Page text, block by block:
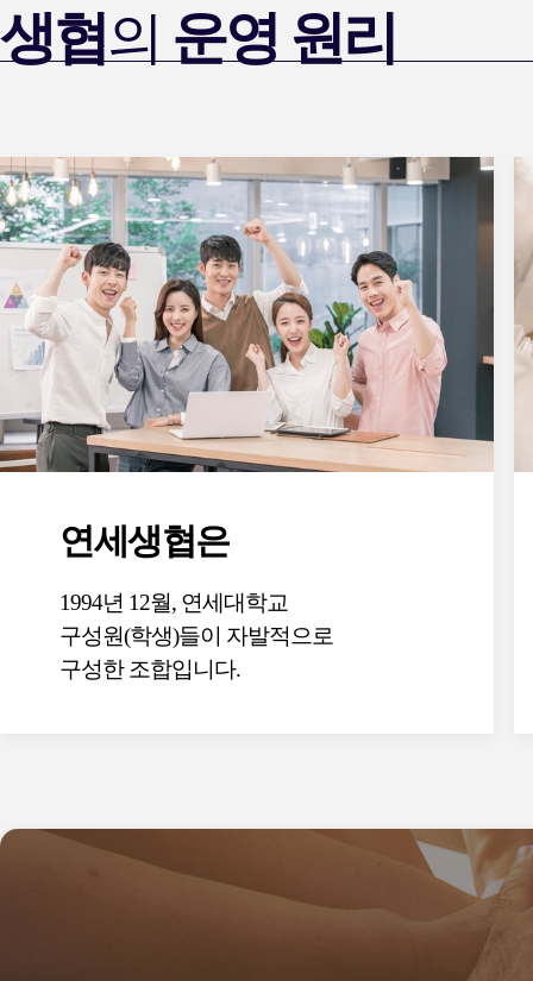
생협의 운영 원리
연세생협은
1994년 12월, 연세대학교
구성원(학생)들이 자발적으로
구성한 조합입니다.